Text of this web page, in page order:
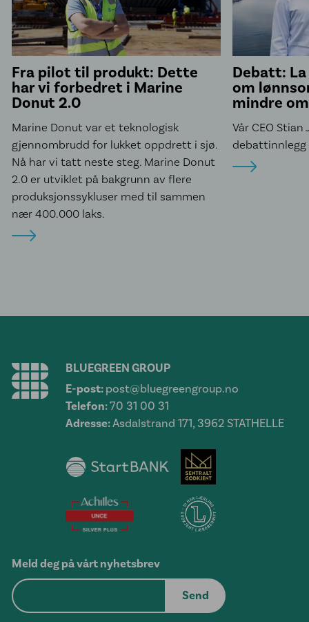
Fra pilot til produkt: Dette
har vi forbedret i Marine
Donut 2.0
Marine Donut var et teknologisk
gjennombrudd for lukket oppdrett i sjø.
Nå har vi tatt neste steg. Marine Donut
2.0 er utviklet på bakgrunn av flere
produksjonssykluser med til sammen
nær 400.000 laks.
Debatt:
om
mindre
Vår CEO
debattinnlegg
BLUEGREEN GROUP
E-post: post@bluegreengroup.no
Telefon:70 31 00 31
Adresse:Asdalstrand 171, 3962 STATHELLE
Meld deg på vårt nyhetsbrev